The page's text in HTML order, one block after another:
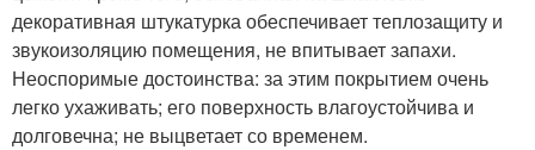
декоративная штукатурка обеспечивает теплозащиту и
звукоизоляцию помещения, не впитывает запахи.
Неоспоримые достоинства: за этим покрытием очень
легко ухаживать; его поверхность влагоустойчива и
долговечна; не выцветает со временем.